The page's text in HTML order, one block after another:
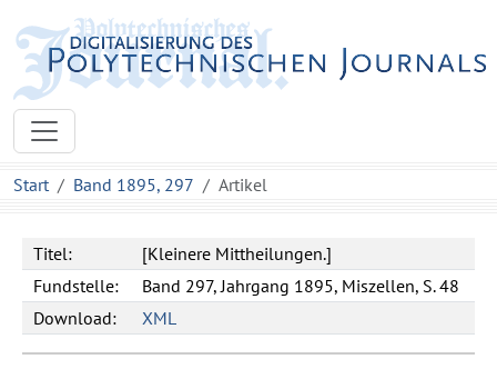
Start Band 1895, 297 Artikel
Titel:
[Kleinere Mittheilungen.]
Fundstelle:
Band 297, Jahrgang 1895, Miszellen, S. 48
Download:
XML